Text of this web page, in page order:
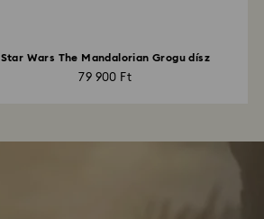
Star Wars The Mandalorian Grogu dísz
79 900 Ft